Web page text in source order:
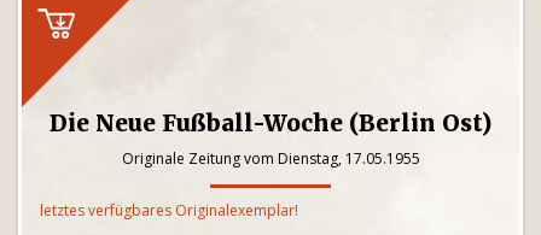
Die Neue Fußball-Woche (Berlin Ost)
Originale Zeitung vom Dienstag, 17.05.1955
letztes verfügbares Originalexemplar!